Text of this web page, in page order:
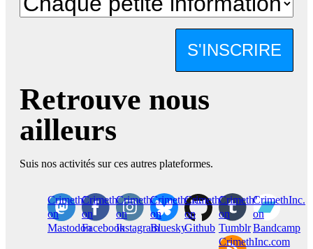
S'INSCRIRE
Retrouve nous
ailleurs
Suis nos activités sur ces autres plateformes.
CrimethInc.
on
Mastodon
Crimethinc.
on
Facebook
Crimethinc.
on
Instagram
Crimethinc.
on
Bluesky
CrimethInc.
on
Github
CrimethInc.
on
Tumblr
CrimethInc.
on
Bandcamp
CrimethInc.com